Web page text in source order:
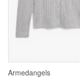
Armedangels